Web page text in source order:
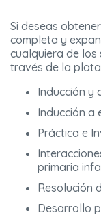
Si deseas
completa y
cualquiera de los
través de la
Inducción y
Inducción a
Práctica e
primaria
Resolución
Desarrollo